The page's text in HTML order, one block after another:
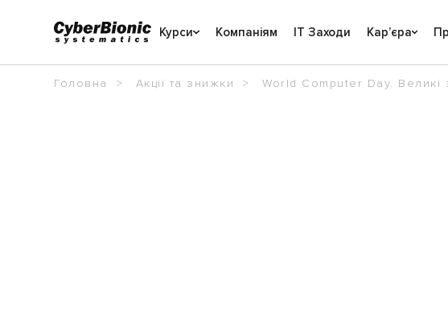
Курси Компаніям IT Заходи Карʼєра
Головна Акції та знижки World Computer Day. Великі